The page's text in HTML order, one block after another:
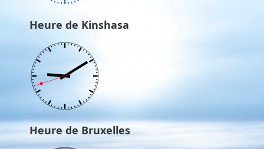
Heure de Kinshasa
Heure de Bruxelles